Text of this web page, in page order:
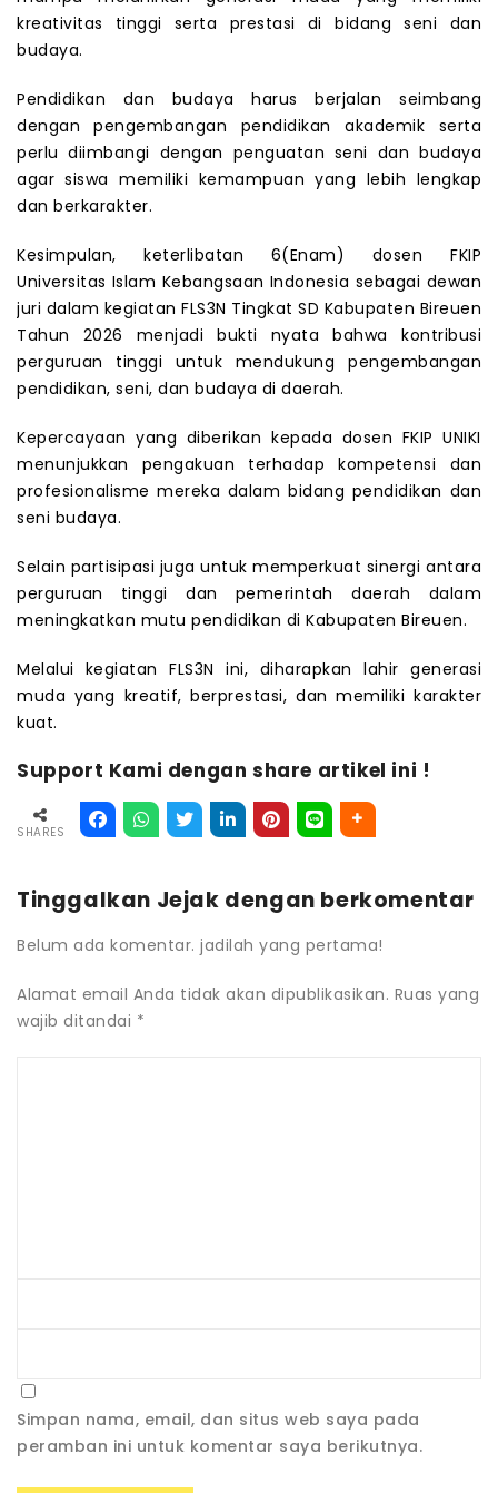
kreativitas tinggi serta prestasi di bidang seni dan
budaya.
Pendidikan dan budaya harus berjalan seimbang
dengan pengembangan pendidikan akademik serta
perlu diimbangi dengan penguatan seni dan budaya
agar siswa memiliki kemampuan yang lebih lengkap
dan berkarakter.
Kesimpulan, keterlibatan 6(Enam) dosen FKIP
Universitas Islam Kebangsaan Indonesia sebagai dewan
juri dalam kegiatan FLS3N Tingkat SD Kabupaten Bireuen
Tahun 2026 menjadi bukti nyata bahwa kontribusi
perguruan tinggi untuk mendukung pengembangan
pendidikan, seni, dan budaya di daerah.
Kepercayaan yang diberikan kepada dosen FKIP UNIKI
menunjukkan pengakuan terhadap kompetensi dan
profesionalisme mereka dalam bidang pendidikan dan
seni budaya.
Selain partisipasi juga untuk memperkuat sinergi antara
perguruan tinggi dan pemerintah daerah dalam
meningkatkan mutu pendidikan di Kabupaten Bireuen.
Melalui kegiatan FLS3N ini, diharapkan lahir generasi
muda yang kreatif, berprestasi, dan memiliki karakter
kuat.
Support Kami dengan share artikel ini !
SHARES
Tinggalkan Jejak dengan berkomentar
Belum ada komentar. jadilah yang pertama!
Alamat email Anda tidak akan dipublikasikan. Ruas yang
wajib ditandai *
Simpan nama, email, dan situs web saya pada
peramban ini untuk komentar saya berikutnya.